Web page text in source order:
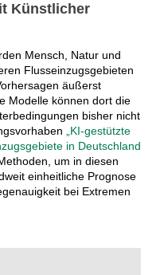
Künstlicher
Mensch, Natur und
Flusseinzugsgebieten
äußerst
Modelle können dort die
bisher nicht
„KI-gestützte
in Deutschland
um in diesen
einheitliche Prognose
bei Extremen